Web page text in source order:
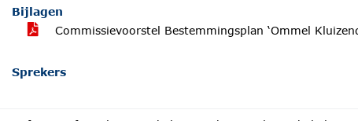
Bijlagen
Commissievoorstel Bestemmingsplan ‘Ommel
Sprekers